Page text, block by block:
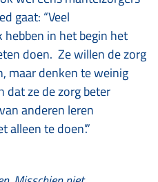
gaat: “Veel
in het begin het
doen. Ze willen de zorg
maar denken te weinig
dat ze de zorg beter
anderen leren
alleen te doen’.”